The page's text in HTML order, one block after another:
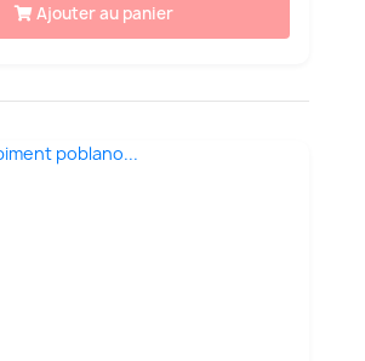
Ajouter au panier